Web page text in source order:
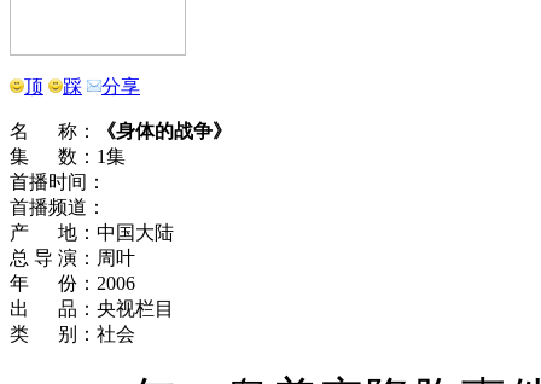
顶 踩 分享
名 称：
《身体的战争》
集 数：1集
首播时间：
首播频道：
产 地：中国大陆
总 导 演：周叶
年 份：2006
出 品：央视栏目
类 别：社会